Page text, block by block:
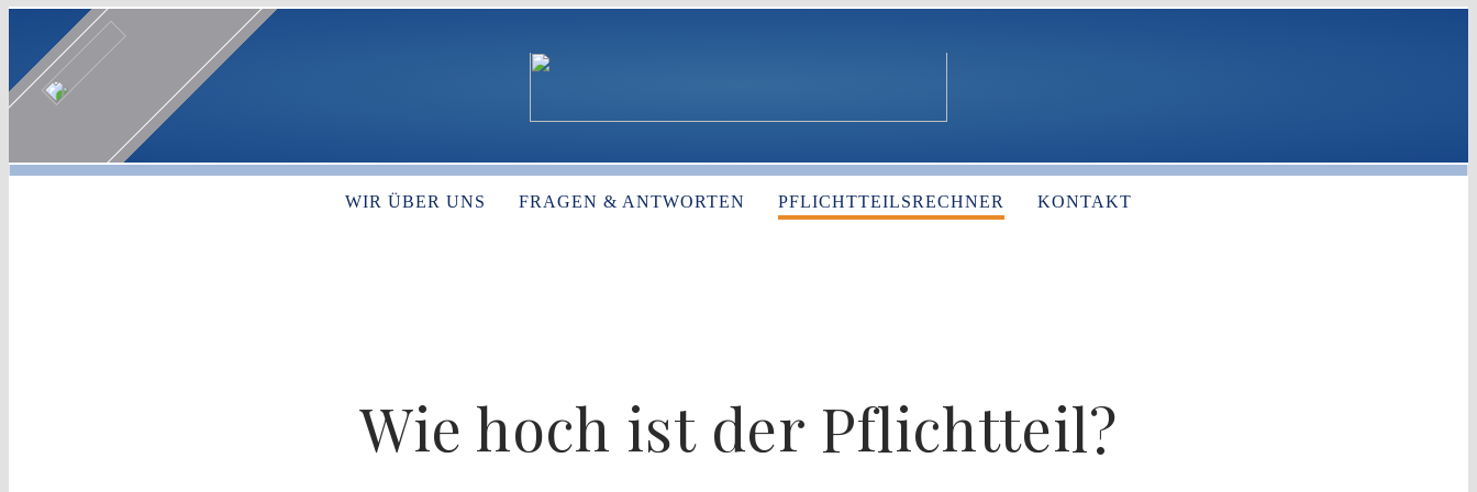
WIR ÜBER UNS FRAGEN & ANTWORTEN PFLICHTTEILSRECHNER KONTAKT
Wie hoch ist der Pflichtteil?